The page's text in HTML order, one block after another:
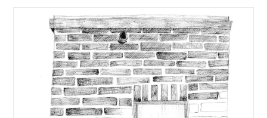
Luonnon
Monimuotoisuuden
Ja
Kulttuuriperinnön
Kietoutumat
Maisemassa